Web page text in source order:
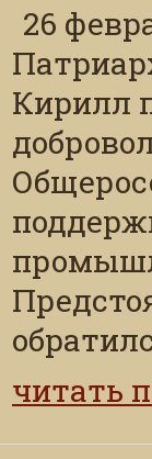
26
Кирилл
читать